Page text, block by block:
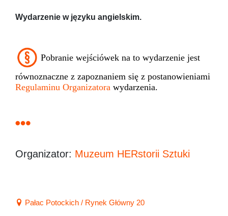
Wydarzenie w języku angielskim.
Pobranie wejściówek na to wydarzenie jest
równoznaczne z zapoznaniem się z postanowieniami
Regulaminu Organizatora wydarzenia.
Organizator: Muzeum HERstorii Sztuki
Pałac Potockich / Rynek Główny 20